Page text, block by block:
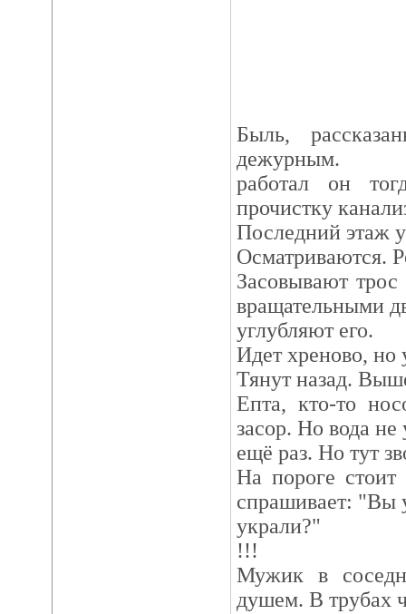
Быль,
дежурным.
работал он
прочистку
Последний этаж
Осматриваются.
Засовывают трос
вращательными
углубляют его.
Идет хреново, но
Тянут назад.
Епта, кто-то
засор. Но вода
ещё раз. Но тут
На пороге
спрашивает: "Вы
украли?"
!!!
Мужик в
душем. В трубах